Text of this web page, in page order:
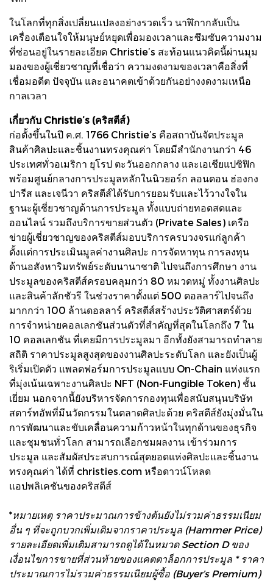
ในโลกที่ทุกสิ่งเปลี่ยนแปลงอย่างรวดเร็ว นาฬิกากลับเป็น
เครื่องเตือนใจให้มนุษย์หยุดเพื่อมองเวลาและซึมซับความงาม
ที่ซ่อนอยู่ในรายละเอียด Christie’s สะท้อนแนวคิดนี้ผ่านมุม
มองของผู้เชี่ยวชาญที่เชื่อว่า ความงดงามของเวลาคือสิ่งที่
เชื่อมอดีต ปัจจุบัน และอนาคตเข้าด้วยกันอย่างงดงามเหนือ
กาลเวลา
เกี่ยวกับ Christie’s (คริสตีส์)
ก่อตั้งขึ้นในปี ค.ศ. 1766 Christie’s คือสถาบันจัดประมูล
สินค้าศิลปะและชิ้นงานทรงคุณค่า โดยมีสำนักงานกว่า 46
ประเทศทั่วอเมริกา ยุโรป ตะวันออกกลาง และเอเชียแปซิฟิก
พร้อมศูนย์กลางการประมูลหลักในนิวยอร์ก ลอนดอน ฮ่องกง
ปารีส และเจนีวา คริสตีส์ได้รับการยอมรับและไว้วางใจใน
ฐานะผู้เชี่ยวชาญด้านการประมูล ทั้งแบบถ่ายทอดสดและ
ออนไลน์ รวมถึงบริการขายส่วนตัว (Private Sales) เครือ
ข่ายผู้เชี่ยวชาญของคริสตีส์มอบบริการครบวงจรแก่ลูกค้า
ตั้งแต่การประเมินมูลค่างานศิลปะ การจัดหาทุน การลงทุน
ด้านอสังหาริมทรัพย์ระดับนานาชาติ ไปจนถึงการศึกษา งาน
ประมูลของคริสตีส์ครอบคลุมกว่า 80 หมวดหมู่ ทั้งงานศิลปะ
และสินค้าลักชัวรี ในช่วงราคาตั้งแต่ 500 ดอลลาร์ไปจนถึง
มากกว่า 100 ล้านดอลลาร์ คริสตีส์สร้างประวัติศาสตร์ด้วย
การจำหน่ายคอลเลกชันส่วนตัวที่สำคัญที่สุดในโลกถึง 7 ใน
10 คอลเลกชัน ที่เคยมีการประมูลมา อีกทั้งยังสามารถทำลาย
สถิติ ราคาประมูลสูงสุดของงานศิลปะระดับโลก และยังเป็นผู้
ริเริ่มเปิดตัว แพลตฟอร์มการประมูลแบบ On-Chain แห่งแรก
ที่มุ่งเน้นเฉพาะงานศิลปะ NFT (Non-Fungible Token) ชั้น
เยี่ยม นอกจากนี้ยังบริหารจัดการกองทุนเพื่อสนับสนุนบริษัท
สตาร์ทอัพที่มีนวัตกรรมในตลาดศิลปะด้วย คริสตีส์ยังมุ่งมั่นใน
การพัฒนาและขับเคลื่อนความก้าวหน้าในทุกด้านของธุรกิจ
และชุมชนทั่วโลก สามารถเลือกชมผลงาน เข้าร่วมการ
ประมูล และสัมผัสประสบการณ์สุดยอดแห่งศิลปะและชิ้นงาน
ทรงคุณค่า ได้ที่ christies.com หรือดาวน์โหลด
แอปพลิเคชันของคริสตีส์
*หมายเหตุ ราคาประมาณการข้างต้นยังไม่รวมค่าธรรมเนียม
อื่น ๆ ที่จะถูกบวกเพิ่มเติมจากราคาประมูล (Hammer Price)
รายละเอียดเพิ่มเติมสามารถดูได้ในหมวด Section D ของ
เงื่อนไขการขายที่ส่วนท้ายของแคตตาล็อกการประมูล * ราคา
ประมาณการไม่รวมค่าธรรมเนียมผู้ซื้อ (Buyer’s Premium)